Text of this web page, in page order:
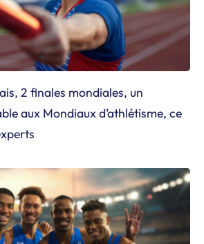
2 finales mondiales, un
aux Mondiaux d’athlétisme, ce